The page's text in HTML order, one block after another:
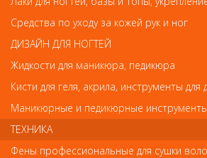
Ваш отзыв станет первым
Напишите свой отзыв
Комментарий
Имя
Средства по уходу за кожей рук и ног
ДИЗАЙН ДЛЯ НОГТЕЙ
Жидкости для маникюра, педикюра
Кисти для геля, акрила, инструменты для
Маникюрные и педикюрные
ТЕХНИКА
Фены профессиональные для сушки